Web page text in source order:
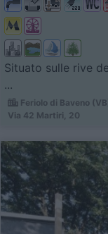
Situato sulle rive
...
Feriolo di Baveno
Via 42 Martiri, 20